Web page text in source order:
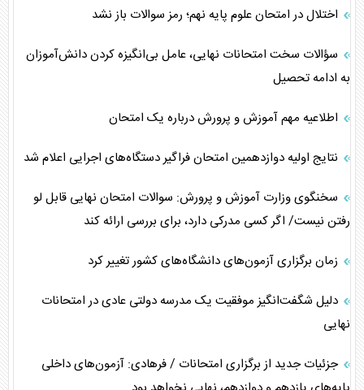
اختلال در امتحان علوم پایه نهم؛ رمز سوالات باز نشد
سؤالات سخت امتحانات نهایی، عامل بی‌انگیزه کردن دانش‌آموزان
به ادامه تحصیل
اطلاعیه مهم آموزش و پرورش درباره یک امتحان
نتایج اولیه دوازدهمین امتحان فراگیر دستگاه‌های اجرایی اعلام شد
سخنگوی وزارت آموزش و پرورش: سوالات امتحان نهایی قابل لو
رفتن نیست/ اگر کسی مدرکی دارد، برای بررسی ارائه کند
زمان برگزاری آزمون‌های دانشگاه‌های کشور تغییر کرد
دلیل شگفت‌انگیز موفقیت یک مدرسه دولتی عادی در امتحانات
نهایی
جزئیات جدید از برگزاری امتحانات / فرهادی: آزمون‌های داخلی